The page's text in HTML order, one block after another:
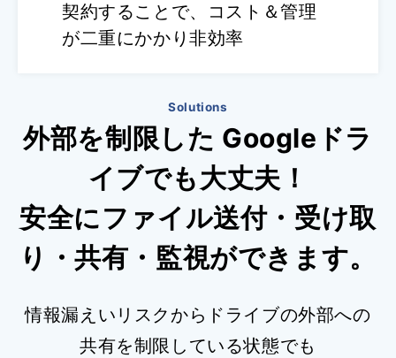
契約することで、コスト＆管理
が二重にかかり非効率
Solutions
外部を制限した Googleドラ
イブでも大丈夫！
安全にファイル送付・受け取
り・共有・監視ができます。
情報漏えいリスクからドライブの外部への
共有を制限している状態でも